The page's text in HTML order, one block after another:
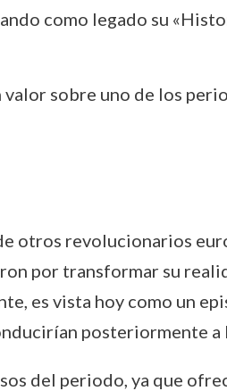
como legado su
sobre uno de los
otros revolucionarios
por transformar su
es vista hoy como un
posteriormente
del periodo, ya que